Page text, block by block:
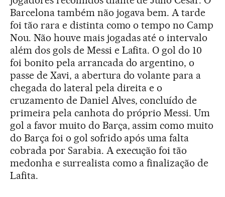
Barcelona também não jogava bem. A tarde
foi tão rara e distinta como o tempo no Camp
Nou. Não houve mais jogadas até o intervalo
além dos gols de Messi e Lafita. O gol do 10
foi bonito pela arrancada do argentino, o
passe de Xavi, a abertura do volante para a
chegada do lateral pela direita e o
cruzamento de Daniel Alves, concluído de
primeira pela canhota do próprio Messi. Um
gol a favor muito do Barça, assim como muito
do Barça foi o gol sofrido após uma falta
cobrada por Sarabia. A execução foi tão
medonha e surrealista como a finalização de
Lafita.